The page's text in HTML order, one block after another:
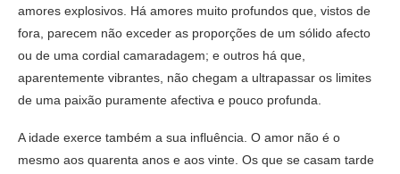
amores explosivos. Há amores muito profundos que, vistos de
fora, parecem não exceder as proporções de um sólido afecto
ou de uma cordial camaradagem; e outros há que,
aparentemente vibrantes, não chegam a ultrapassar os limites
de uma paixão puramente afectiva e pouco profunda.
A idade exerce também a sua influência. O amor não é o
mesmo aos quarenta anos e aos vinte. Os que se casam tarde